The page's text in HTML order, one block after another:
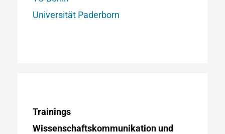
Universität Paderborn
Trainings
Wissenschaftskommunikation und